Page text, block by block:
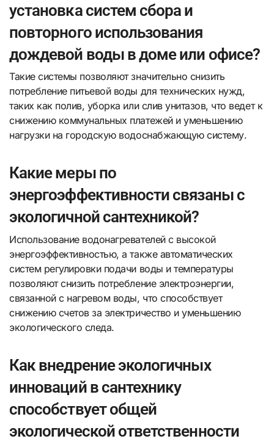
установка систем сбора и
повторного использования
дождевой воды в доме или офисе?
Такие системы позволяют значительно снизить
потребление питьевой воды для технических нужд,
таких как полив, уборка или слив унитазов, что ведет к
снижению коммунальных платежей и уменьшению
нагрузки на городскую водоснабжающую систему.
Какие меры по
энергоэффективности связаны с
экологичной сантехникой?
Использование водонагревателей с высокой
энергоэффективностью, а также автоматических
систем регулировки подачи воды и температуры
позволяют снизить потребление электроэнергии,
связанной с нагревом воды, что способствует
снижению счетов за электричество и уменьшению
экологического следа.
Как внедрение экологичных
инноваций в сантехнику
способствует общей
экологической ответственности